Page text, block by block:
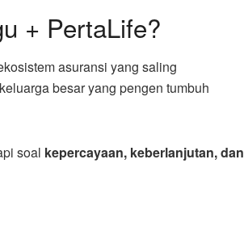
+ PertaLife?
asuransi yang saling
besar yang pengen tumbuh
soal kepercayaan, keberlanjutan, dan